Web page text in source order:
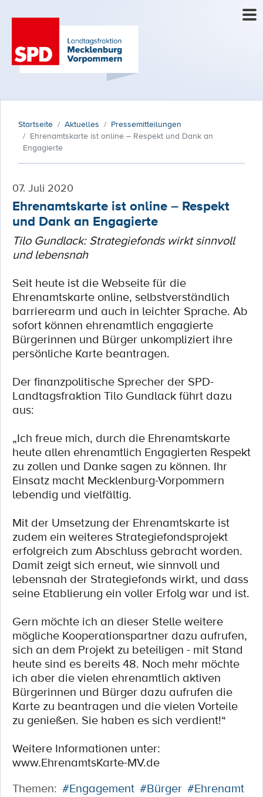
Startseite Aktuelles
Pressemitteilungen
Ehrenamtskarte ist online – Respekt und Dank an
Engagierte
07. Juli 2020
Ehrenamtskarte ist online – Respekt
und Dank an Engagierte
Tilo Gundlack: Strategiefonds wirkt sinnvoll
und lebensnah
Seit heute ist die Webseite für die
Ehrenamtskarte online, selbstverständlich
barrierearm und auch in leichter Sprache. Ab
sofort können ehrenamtlich engagierte
Bürgerinnen und Bürger unkompliziert ihre
persönliche Karte beantragen.
Der finanzpolitische Sprecher der SPD-
Landtagsfraktion Tilo Gundlack führt dazu
aus:
„Ich freue mich, durch die Ehrenamtskarte
heute allen ehrenamtlich Engagierten Respekt
zu zollen und Danke sagen zu können. Ihr
Einsatz macht Mecklenburg-Vorpommern
lebendig und vielfältig.
Mit der Umsetzung der Ehrenamtskarte ist
zudem ein weiteres Strategiefondsprojekt
erfolgreich zum Abschluss gebracht worden.
Damit zeigt sich erneut, wie sinnvoll und
lebensnah der Strategiefonds wirkt, und dass
seine Etablierung ein voller Erfolg war und ist.
Gern möchte ich an dieser Stelle weitere
mögliche Kooperationspartner dazu aufrufen,
sich an dem Projekt zu beteiligen - mit Stand
heute sind es bereits 48. Noch mehr möchte
ich aber die vielen ehrenamtlich aktiven
Bürgerinnen und Bürger dazu aufrufen die
Karte zu beantragen und die vielen Vorteile
zu genießen. Sie haben es sich verdient!“
Weitere Informationen unter:
www.EhrenamtsKarte-MV.de
Themen: #Engagement #Bürger #Ehrenamt